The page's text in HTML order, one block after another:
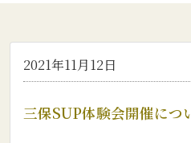
2021年11月12日
三保SUP体験会開催につ